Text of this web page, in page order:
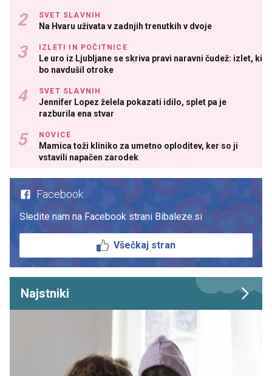
SVET SLAVNIH
Na Hvaru uživata v zadnjih trenutkih v dvoje
IZLETI IN POČITNICE
Le uro iz Ljubljane se skriva pravi naravni čudež: izlet, ki
bo navdušil otroke
SVET SLAVNIH
Jennifer Lopez želela pokazati idilo, splet pa je
razburila ena stvar
NOVICE
Mamica toži kliniko za umetno oploditev, ker so ji
vstavili napačen zarodek
Facebook
Sledite nam na Facebook strani Bibaleze.si
Všečkaj stran
Najstniki